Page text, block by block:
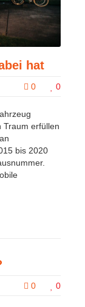
hat
0 0
Traum erfüllen
bis 2020
0 0